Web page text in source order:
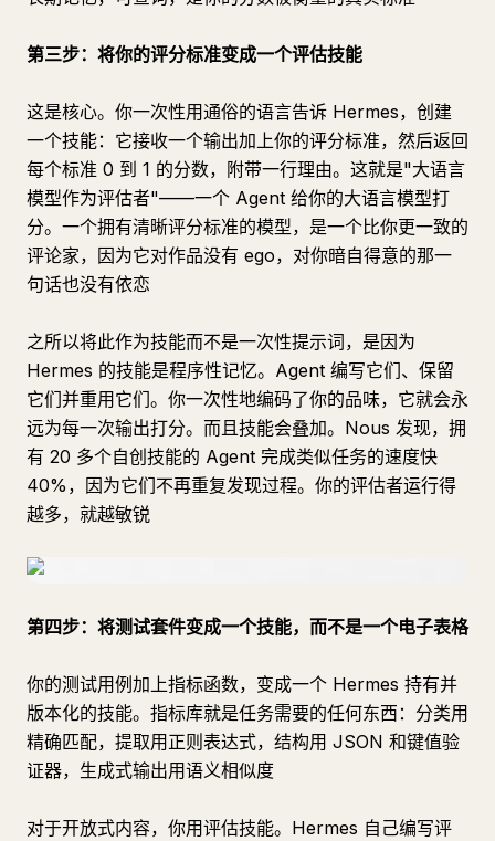
第三步：将你的评分标准变成一个评估技能
这是核心。你一次性用通俗的语言告诉 Hermes，创建
一个技能：它接收一个输出加上你的评分标准，然后返回
每个标准 0 到 1 的分数，附带一行理由。这就是"大语言
模型作为评估者"——一个 Agent 给你的大语言模型打
分。一个拥有清晰评分标准的模型，是一个比你更一致的
评论家，因为它对作品没有 ego，对你暗自得意的那一
句话也没有依恋
之所以将此作为技能而不是一次性提示词，是因为
Hermes 的技能是程序性记忆。Agent 编写它们、保留
它们并重用它们。你一次性地编码了你的品味，它就会永
远为每一次输出打分。而且技能会叠加。Nous 发现，拥
有 20 多个自创技能的 Agent 完成类似任务的速度快
40%，因为它们不再重复发现过程。你的评估者运行得
越多，就越敏锐
第四步：将测试套件变成一个技能，而不是一个电子表格
你的测试用例加上指标函数，变成一个 Hermes 持有并
版本化的技能。指标库就是任务需要的任何东西：分类用
精确匹配，提取用正则表达式，结构用 JSON 和键值验
证器，生成式输出用语义相似度
对于开放式内容，你用评估技能。Hermes 自己编写评